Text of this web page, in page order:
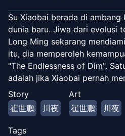
Su Xiaobai berada di
dunia baru. Jiwa dari evolusi
Long Ming sekarang
itu, dia memperoleh
"The Endlessness of Dim".
adalah jika Xiaobai pernah
akan mengalami rasa sakit
dia menemukan pembunuh
Istana Protoss, kelemahan ini
Story
崔世鹏
川夜
Art
崔世鹏
川夜
Tags